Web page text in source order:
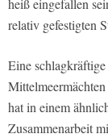
heiß eingefallen
relativ gefestigten
Eine
hat in einem
Zusammenarbeit